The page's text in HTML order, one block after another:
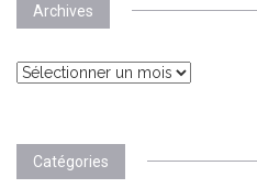
Archives
Archives
Catégories